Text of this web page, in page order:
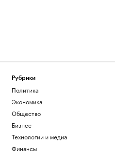
Рубрики
Политика
Экономика
Общество
Бизнес
Технологии и медиа
Финансы